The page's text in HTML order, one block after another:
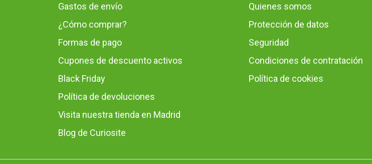
Gastos de envío
¿Cómo comprar?
Formas de pago
Cupones de descuento activos
Black Friday
Política de devoluciones
Visita nuestra tienda en Madrid
Blog de Curiosite
Quienes somos
Protección de datos
Seguridad
Condiciones de contratación
Política de cookies